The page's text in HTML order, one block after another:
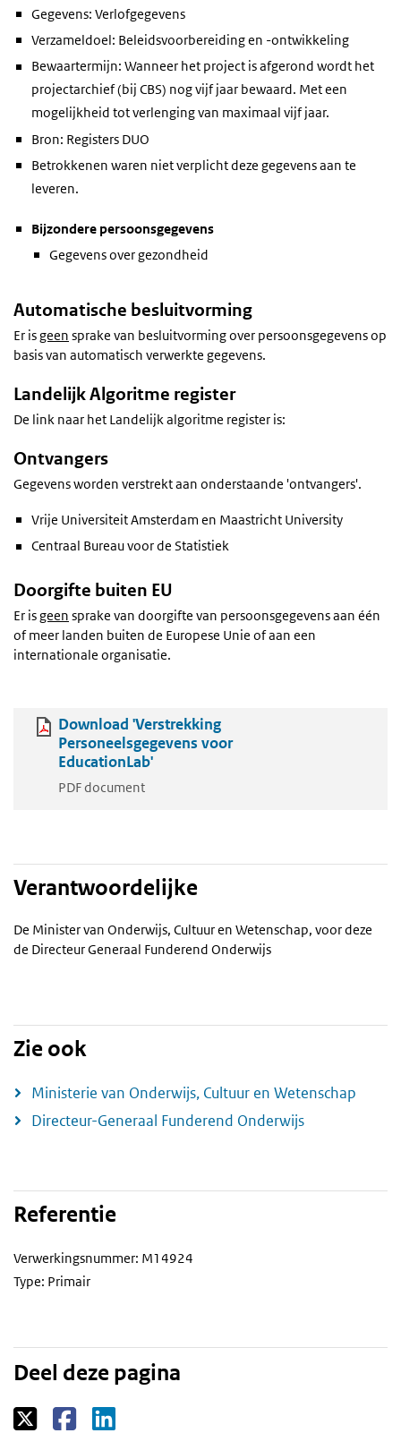
Gegevens: Verlofgegevens
Verzameldoel: Beleidsvoorbereiding en -ontwikkeling
Bewaartermijn: Wanneer het project is afgerond wordt het
projectarchief (bij CBS) nog vijf jaar bewaard. Met een
mogelijkheid tot verlenging van maximaal vijf jaar.
Bron: Registers DUO
Betrokkenen waren niet verplicht deze gegevens aan te
leveren.
Bijzondere persoonsgegevens
Gegevens over gezondheid
Automatische besluitvorming
Er isgeen sprake van besluitvorming over persoonsgegevens op
basis van automatisch verwerkte gegevens.
Landelijk Algoritme register
De link naar het Landelijk algoritme register is:
Ontvangers
Gegevens worden verstrekt aan onderstaande 'ontvangers'.
Vrije Universiteit Amsterdam en Maastricht University
Centraal Bureau voor de Statistiek
Doorgifte buiten EU
Er isgeen sprake van doorgifte van persoonsgegevens aan één
of meer landen buiten de Europese Unie of aan een
internationale organisatie.
Download 'Verstrekking
Personeelsgegevens voor
EducationLab'
PDF document
Verantwoordelijke
De Minister van Onderwijs, Cultuur en Wetenschap, voor deze
de Directeur Generaal Funderend Onderwijs
Zie ook
Ministerie van Onderwijs, Cultuur en Wetenschap
Directeur-Generaal Funderend Onderwijs
Referentie
Verwerkingsnummer: M14924
Type: Primair
Deel deze pagina